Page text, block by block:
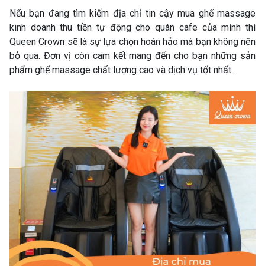
Nếu bạn đang tìm kiếm địa chỉ tin cậy mua ghế massage
kinh doanh thu tiền tự động cho quán cafe của mình thì
Queen Crown sẽ là sự lựa chọn hoàn hảo mà bạn không nên
bỏ qua. Đơn vị còn cam kết mang đến cho bạn những sản
phẩm ghế massage chất lượng cao và dịch vụ tốt nhất.